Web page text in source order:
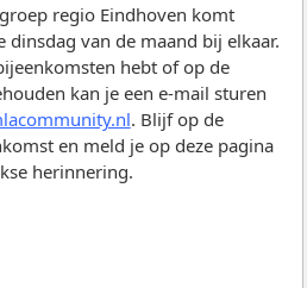
regio Eindhoven komt
van de maand bij elkaar.
hebt of op de
kan je een e-mail sturen
. Blijf op de
en meld je op deze pagina
herinnering.